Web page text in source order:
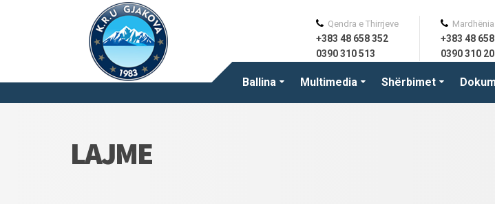
Ballina Multimedia Shërbimet
Qendra e Thirrjeve
+383 48 658 352
0390 310 513
+383 48
0390 310
LAJME